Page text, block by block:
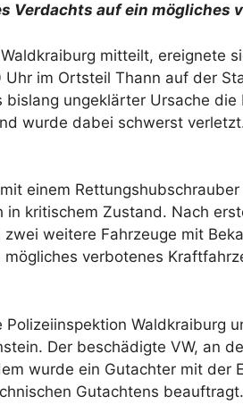
Verdachts auf ein mögliches
mitteilt, ereignete
im Ortsteil Thann auf der
ungeklärter Ursache die
wurde dabei schwerst
einem
kritischem Zustand. Nach
weitere Fahrzeuge mit
verbotenes
Waldkraiburg
Der beschädigte VW, an
wurde ein Gutachter mit der
Gutachtens beauftragt.